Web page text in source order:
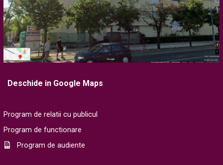
Deschide in Google Maps
Program de relatii cu publicul
Program de functionare
Program de audiente